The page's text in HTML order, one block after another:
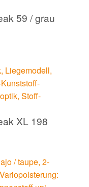
59 / grau
XL 198